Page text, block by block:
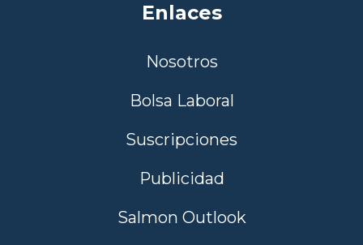
Enlaces
Nosotros
Bolsa Laboral
Suscripciones
Publicidad
Salmon Outlook